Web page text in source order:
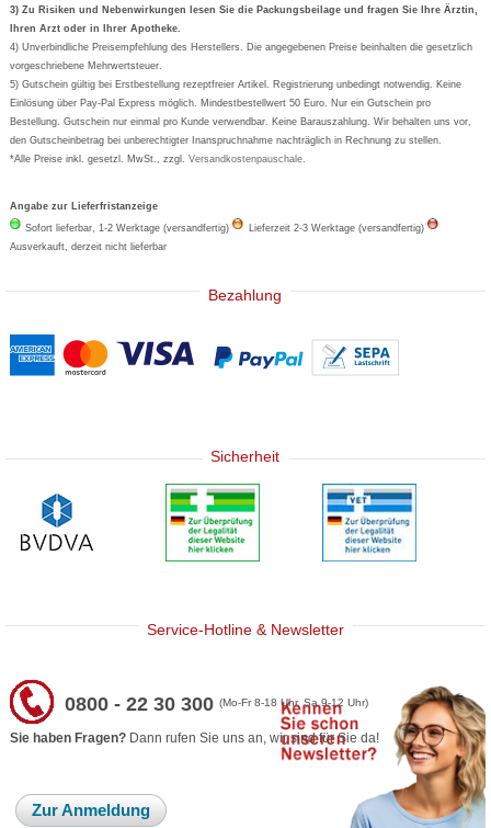
Formoline
Wick
Eucerin
Basica
3) Zu Risiken und Nebenwirkungen lesen Sie die Packungsbeilage und fragen Sie Ihre Ärztin,
Ihren Arzt oder in Ihrer Apotheke.
4) Unverbindliche Preisempfehlung des Herstellers. Die angegebenen Preise beinhalten die gesetzlich
vorgeschriebene Mehrwertsteuer.
5) Gutschein gültig bei Erstbestellung rezeptfreier Artikel. Registrierung unbedingt notwendig. Keine
Einlösung über Pay-Pal Express möglich. Mindestbestellwert 50 Euro. Nur ein Gutschein pro
Bestellung. Gutschein nur einmal pro Kunde verwendbar. Keine Barauszahlung. Wir behalten uns vor,
den Gutscheinbetrag bei unberechtigter Inanspruchnahme nachträglich in Rechnung zu stellen.
*Alle Preise inkl. gesetzl. MwSt., zzgl.Versandkostenpauschale
Angabe zur Lieferfristanzeige
Sofort lieferbar, 1-2 Werktage (versandfertig)
Lieferzeit 2-3 Werktage (versandfertig)
Ausverkauft, derzeit nicht lieferbar
Bezahlung
Sicherheit
Service-Hotline & Newsletter
0800 - 22 30 300(Mo-Fr 8-18 Uhr, Sa 9-12 Uhr)
Sie haben Fragen? Dann rufen Sie uns an, wir sind für Sie da!
Zur Anmeldung